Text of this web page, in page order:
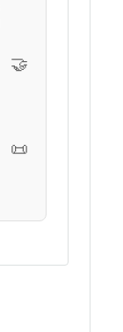
🤝
📜